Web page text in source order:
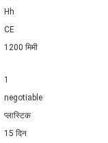
Hh
CE
1200 मिमी
1
negotiable
प्लास्टिक
15 दिन